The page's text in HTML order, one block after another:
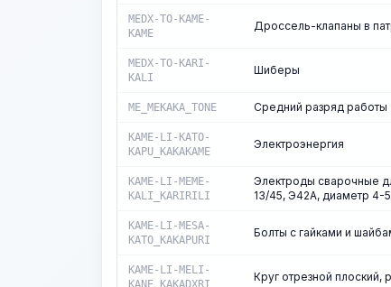
MEDX-TO-KAME-
KAME
Дроссель-клапаны в
MEDX-TO-KARI-
KALI
Шиберы
ME_MEKAKA_TONE Средний разряд работы
KAME-LI-KATO-
KAPU_KAKAKAME
Электроэнергия
KAME-LI-MEME-
KALI_KARIRILI
Электроды сварочные
13/45, Э42А, диаметр 4-
KAME-LI-MESA-
KATO_KAKAPURI
Болты с гайками и
KAME-LI-MELI-
KANE_KAKADXRI
Круг отрезной